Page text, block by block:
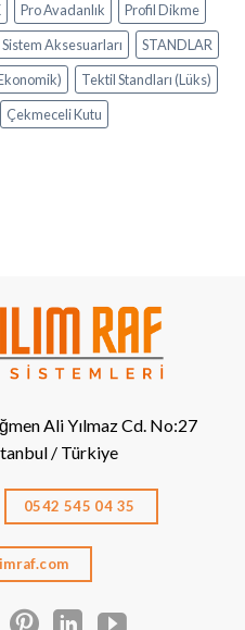
Pro Avadanlık
Profil Dikme
Sistem Aksesuarları
STANDLAR
Tektil Standları (Lüks)
Çekmeceli Kutu
Ali Yılmaz Cd. No:27
/ Türkiye
0542 545 04 35